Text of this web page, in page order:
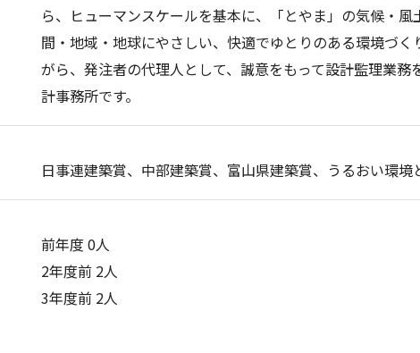
ら、ヒューマンスケールを基本に、「とやま」の気候・風
間・地域・地球にやさしい、快適でゆとりのある環境づく
がら、発注者の代理人として、誠意をもって設計監理業務
計事務所です。
日事連建築賞、中部建築賞、富山県建築賞、うるおい環境
前年度 0人
2年度前 2人
3年度前 2人